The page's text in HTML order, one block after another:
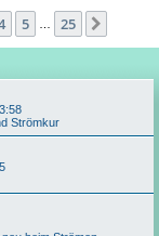
5 25
Strömkur